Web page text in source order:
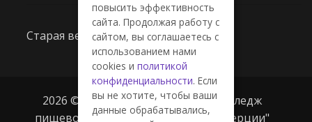
Старая версия сайта
2026 © ГАПОУ ПО "Пензенский колледж
пищевой промышленности и коммерции"
повысить эффективность
сайта. Продолжая работу с
сайтом, вы соглашаетесь с
использованием нами
cookies и политикой
конфиденциальности. Если
вы не хотите, чтобы ваши
данные обрабатывались,